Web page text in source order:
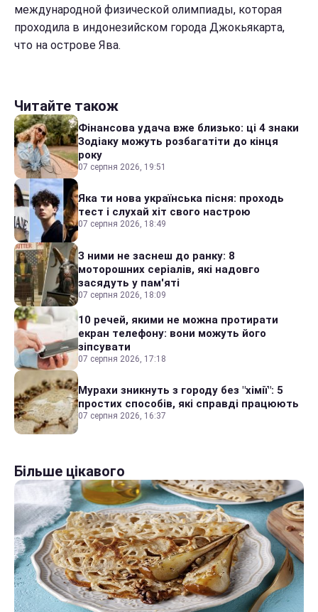
международной физической олимпиады, которая
проходила в индонезийском города Джокьякарта,
что на острове Ява.
Читайте також
Фінансова удача вже близько: ці 4 знаки
Зодіаку можуть розбагатіти до кінця
року
07 серпня 2026, 19:51
Яка ти нова українська пісня: проходь
тест і слухай хіт свого настрою
07 серпня 2026, 18:49
З ними не заснеш до ранку: 8
моторошних серіалів, які надовго
засядуть у пам'яті
07 серпня 2026, 18:09
10 речей, якими не можна протирати
екран телефону: вони можуть його
зіпсувати
07 серпня 2026, 17:18
Мурахи зникнуть з городу без "хімії": 5
простих способів, які справді працюють
07 серпня 2026, 16:37
Більше цікавого